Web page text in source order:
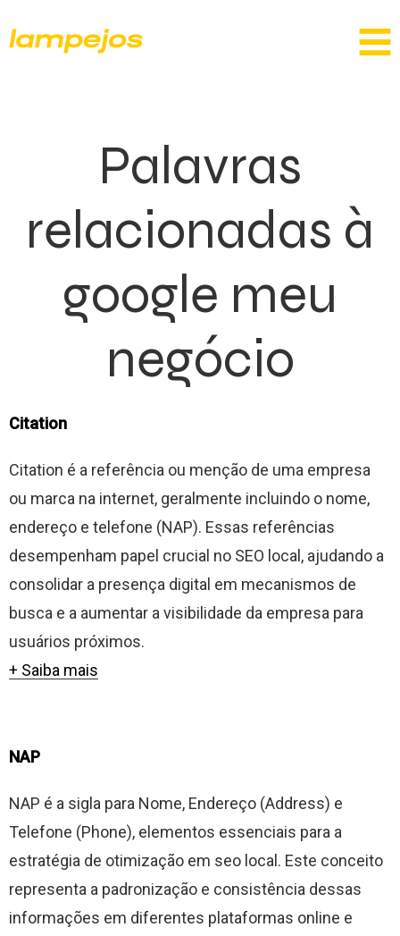
Palavras
relacionadas à
google meu
negócio
Citation
Citation é a referência ou menção de uma empresa
ou marca na internet, geralmente incluindo o nome,
endereço e telefone (NAP). Essas referências
desempenham papel crucial no SEO local, ajudando a
consolidar a presença digital em mecanismos de
busca e a aumentar a visibilidade da empresa para
usuários próximos.
+ Saiba mais
NAP
NAP é a sigla para Nome, Endereço (Address) e
Telefone (Phone), elementos essenciais para a
estratégia de otimização em seo local. Este conceito
representa a padronização e consistência dessas
informações em diferentes plataformas online e